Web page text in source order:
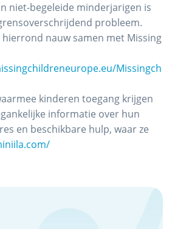
niet-begeleide minderjarigen is
probleem.
hierrond nauw samen met Missing
Missingch
kinderen toegang krijgen
informatie over hun
en beschikbare hulp, waar ze